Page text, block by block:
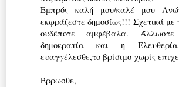
Εμπρός καλή μου/καλέ μου
εκφράζεστε δημοσίως!!! Σχετικά
ουδέποτε αμφέβαλα.
δημοκρατία και η
ευαγγέλεσθε,το βρίσιμο χωρίς
Έρρωσθε,